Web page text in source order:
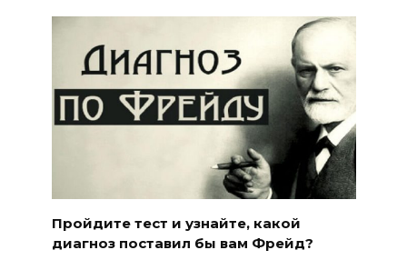
Пройдите тест и узнайте, какой
диагноз поставил бы вам Фрейд?